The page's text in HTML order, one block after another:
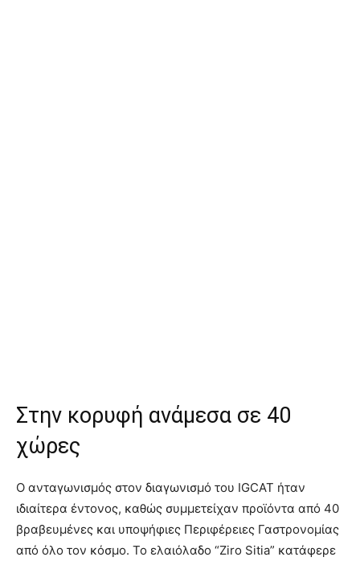
Στην κορυφή ανάμεσα σε 40
χώρες
Ο ανταγωνισμός στον διαγωνισμό του IGCAT ήταν
ιδιαίτερα έντονος, καθώς συμμετείχαν προϊόντα από 40
βραβευμένες και υποψήφιες Περιφέρειες Γαστρονομίας
από όλο τον κόσμο. Το ελαιόλαδο “Ziro Sitia” κατάφερε